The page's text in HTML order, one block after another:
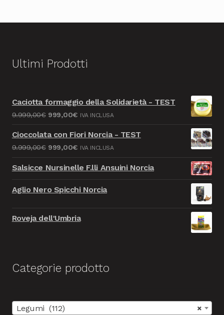
Ultimi Prodotti
Caciotta formaggio della Solidarietà - TEST
9.999,00€ Il
originale
era:
9.999,00€.
999,00€Il
attuale
è:
999,00€.
IVA INCLUSA
Cioccolata con Fiori Norcia - TEST
9.999,00€ Il
originale
9.999,00€.
999,00€Il
attuale
IVA INCLUSA
Salsicce Nursinelle F.lli Ansuini Norcia
Aglio Nero Spicchi Norcia
Roveja dell'Umbria
Categorie prodotto
×
Legumi (112)